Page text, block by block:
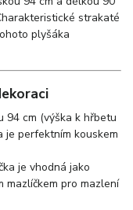
strakaté
plyšáka
94 cm (výška k hřbetu
je perfektním kouskem
je vhodná jako
mazlíčkem pro mazlení